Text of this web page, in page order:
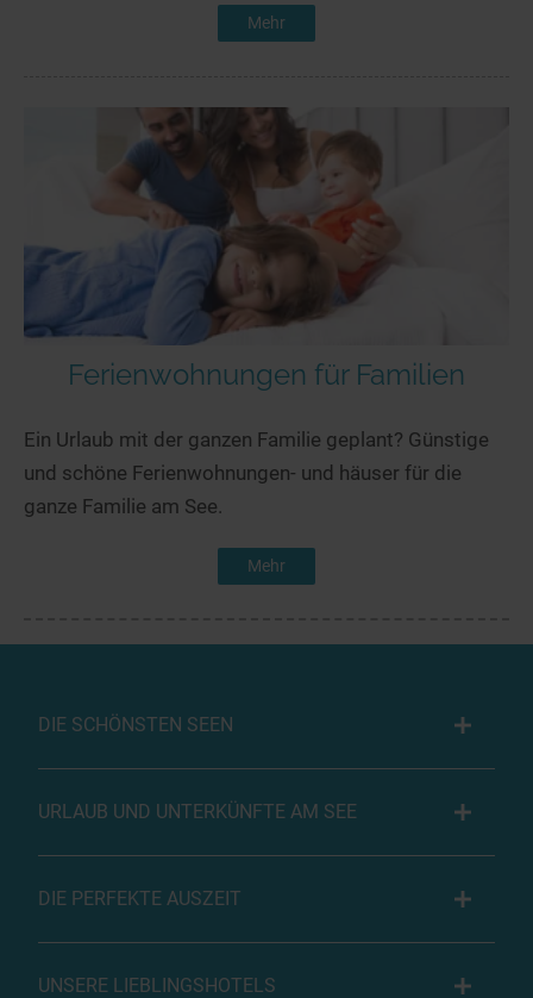
Mehr
Ferienwohnungen für Familien
Ein Urlaub mit der ganzen Familie geplant? Günstige
und schöne Ferienwohnungen- und häuser für die
ganze Familie am See.
Mehr
DIE SCHÖNSTEN SEEN
URLAUB UND UNTERKÜNFTE AM SEE
DIE PERFEKTE AUSZEIT
UNSERE LIEBLINGSHOTELS